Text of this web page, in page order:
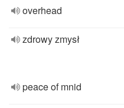
overhead
zdrowy zmysł
peace of mnid